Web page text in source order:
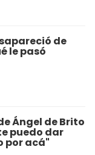
de
le pasó
Ángel de Brito
puedo dar
por acá"